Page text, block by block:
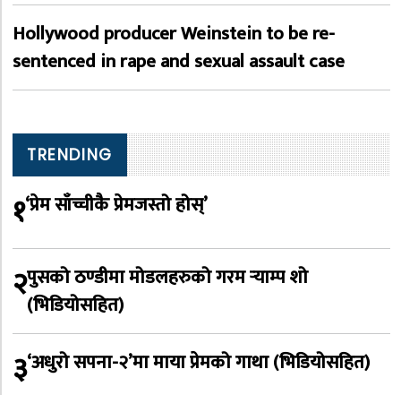
Hollywood producer Weinstein to be re-
sentenced in rape and sexual assault case
TRENDING
१‘प्रेम साँच्चीकै प्रेमजस्तो होस्’
२पुसको ठण्डीमा मोडलहरुको गरम र्‍याम्प शो
(भिडियोसहित)
३‘अधुरो सपना-२’मा माया प्रेमको गाथा (भिडियोसहित)